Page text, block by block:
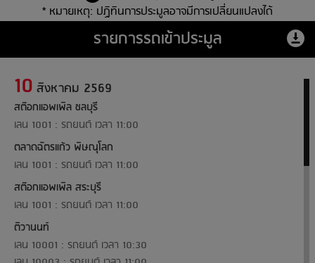
* หมายเหตุ: ปฏิทินการประมูลอาจมีการเปลี่ยนแปลงได้
รายการรถเข้าประมูล
10 สิงหาคม 2569
สต๊อกแอพเพิล ชลบุรี
เลน 1001 : รถยนต์ เวลา 11:00
ตลาดฉัตรแก้ว พิษณุโลก
เลน 1001 : รถยนต์ เวลา 11:00
สต๊อกแอพเพิล สระบุรี
เลน 1001 : รถยนต์ เวลา 11:00
ติวานนท์
เลน 10001 : รถยนต์ เวลา 10:30